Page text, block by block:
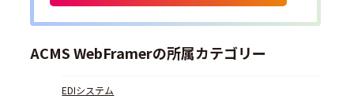
ACMS WebFramerの所属カテゴリー
EDIシステム